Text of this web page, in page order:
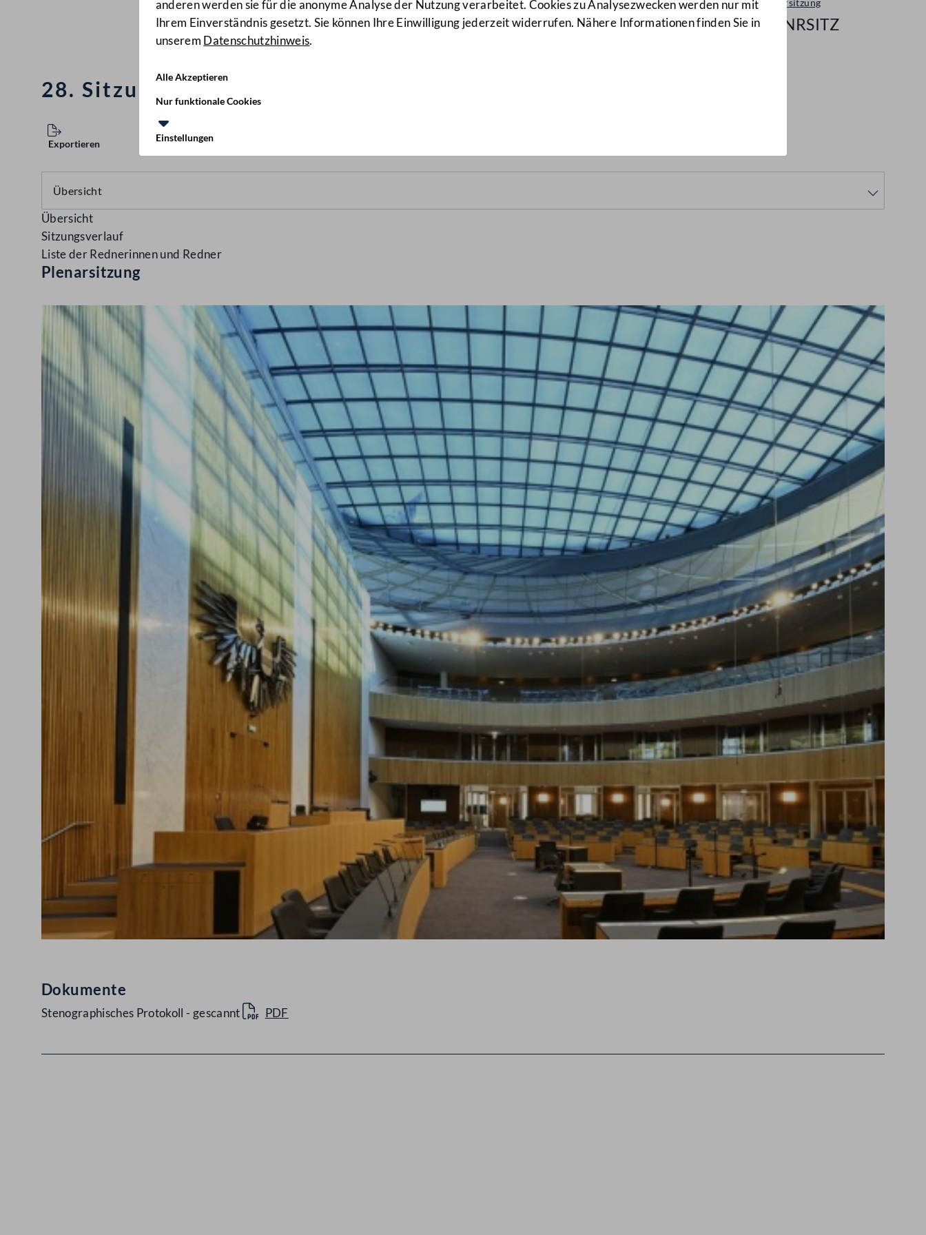
anderen werden sie für die anonyme Analyse der Nutzung verarbeitet. Cookies zu Analysezwecken werden nur mit
Ihrem Einverständnis gesetzt. Sie können Ihre Einwilligung jederzeit widerrufen. Nähere Informationen finden Sie in
unserem Datenschutzhinweis.
Alle Akzeptieren
Nur funktionale Cookies
Einstellungen
Plenarsitzung
28/NRSITZ
28. Sitzung des Nationalrats vom 19. März 1980
Exportieren
Übersicht
Sitzungsverlauf
Liste der Rednerinnen und Redner
Plenarsitzung
Dokumente
Stenographisches Protokoll - gescannt PDF